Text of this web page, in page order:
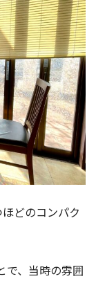
どのコンパク
で、当時の雰囲